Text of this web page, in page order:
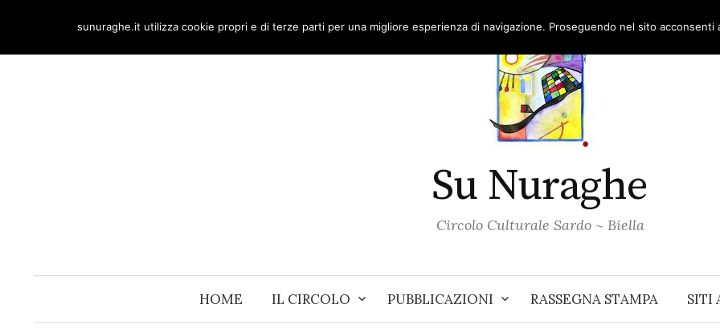
content
Su Nuraghe
Circolo Culturale Sardo ~ Biella
HOME IL CIRCOLO PUBBLICAZIONI RASSEGNA STAMPA SITI
sunuraghe.it utilizza cookie propri e di terze parti per una migliore esperienza di navigazione. Proseguendo nel sito acconsenti